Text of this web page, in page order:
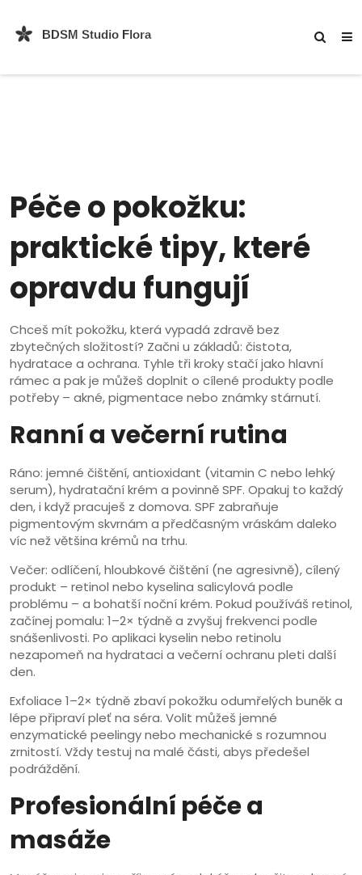
Péče o pokožku:
praktické tipy, které
opravdu fungují
Chceš mít pokožku, která vypadá zdravě bez
zbytečných složitostí? Začni u základů: čistota,
hydratace a ochrana. Tyhle tři kroky stačí jako hlavní
rámec a pak je můžeš doplnit o cílené produkty podle
potřeby – akné, pigmentace nebo známky stárnutí.
Ranní a večerní rutina
Ráno: jemné čištění, antioxidant (vitamin C nebo lehký
serum), hydratační krém a povinně SPF. Opakuj to každý
den, i když pracuješ z domova. SPF zabraňuje
pigmentovým skvrnám a předčasným vráskám daleko
víc než většina krémů na trhu.
Večer: odlíčení, hloubkové čištění (ne agresivně), cílený
produkt – retinol nebo kyselina salicylová podle
problému – a bohatší noční krém. Pokud používáš retinol,
začínej pomalu: 1–2× týdně a zvyšuj frekvenci podle
snášenlivosti. Po aplikaci kyselin nebo retinolu
nezapomeň na hydrataci a večerní ochranu pleti další
den.
Exfoliace 1–2× týdně zbaví pokožku odumřelých buněk a
lépe připraví pleť na séra. Volit můžeš jemné
enzymatické peelingy nebo mechanické s rozumnou
zrnitostí. Vždy testuj na malé části, abys předešel
podráždění.
Profesionální péče a
masáže